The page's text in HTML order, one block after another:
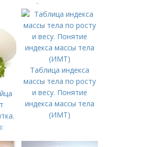
болезни (акне)
Таблица индекса
массы тела по росту
и весу. Понятие
индекса массы тела
(ИМТ)